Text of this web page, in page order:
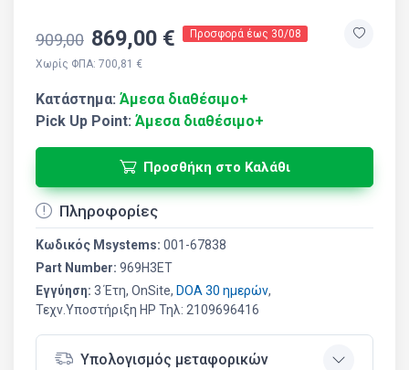
909,00 869,00 € Προσφορά έως 30/08
Χωρίς ΦΠΑ: 700,81 €
Κατάστημα: Άμεσα διαθέσιμο+
Pick Up Point: Άμεσα διαθέσιμο+
Προσθήκη στο Καλάθι
Πληροφορίες
Κωδικός Msystems: 001-67838
Part Number: 969H3ET
Εγγύηση: 3 Έτη, OnSite, DOA 30 ημερών,
Τεχν.Υποστήριξη HP Τηλ: 2109696416
Υπολογισμός μεταφορικών